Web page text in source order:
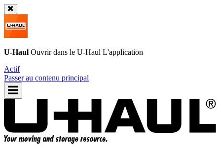
U-Haul Ouvrir dans le U-Haul L'application
Actif
Passer au contenu principal